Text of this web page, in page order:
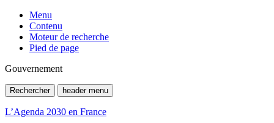
Menu
Contenu
Moteur de recherche
Pied de page
Gouvernement
Rechercher header menu
L’Agenda 2030 en France